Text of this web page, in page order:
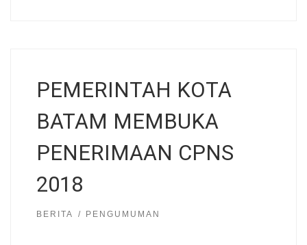
PEMERINTAH KOTA
BATAM MEMBUKA
PENERIMAAN CPNS
2018
BERITA PENGUMUMAN